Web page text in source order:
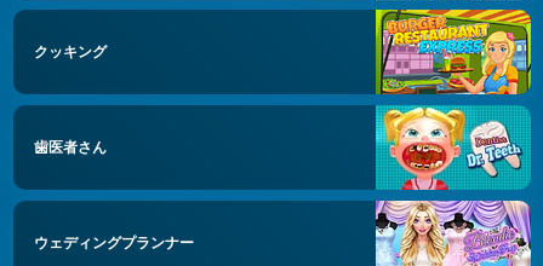
クッキング
歯医者さん
ウェディングプランナー